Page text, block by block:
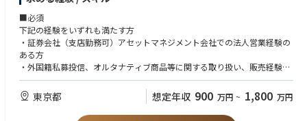
をご担当いただきます。
■必須
下記の経験をいずれも満たす方
・証券会社（支店勤務可）アセットマネジメント会社での法人営業経験の
ある方
・外国籍私募投信、オルタナティブ商品等に関する取り扱い、販売経験の
ある方
・要英語力
東京都 想定年収 900 万円 ~ 1,800 万円